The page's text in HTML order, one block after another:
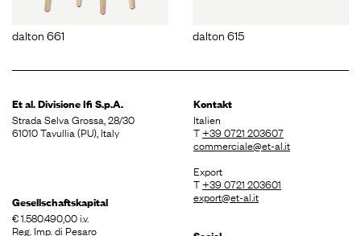
dalton 661 dalton 615
Et al. DivisioneIfi S.p.A.
Strada Selva Grossa, 28/30
61010 Tavullia (PU), Italy
Gesellschaftskapital
€ 1.580.490,00 i.v.
Reg. Imp. di Pesaro
Kontakt
Italien
T+39 0721 203607
commerciale@et-al.it
Export
T+39 0721 203601
export@et-al.it